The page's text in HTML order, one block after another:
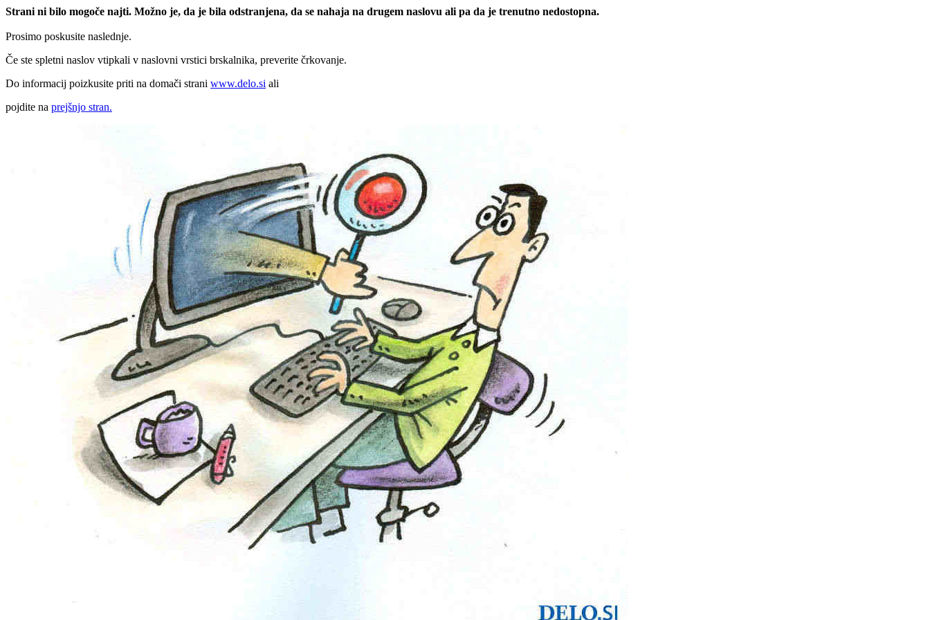
Strani ni bilo mogoče najti. Možno je, da je bila odstranjena, da se nahaja na drugem naslovu ali pa da je trenutno nedostopna.
Prosimo poskusite naslednje.
Če ste spletni naslov vtipkali v naslovni vrstici brskalnika, preverite črkovanje.
Do informacij poizkusite priti na domači strani www.delo.si ali
pojdite na prejšnjo stran.